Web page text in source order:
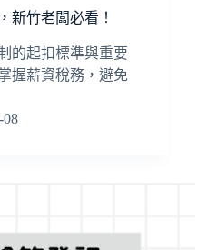
新竹老闆必看！
的起扣標準與重要
握薪資稅務，避免
08